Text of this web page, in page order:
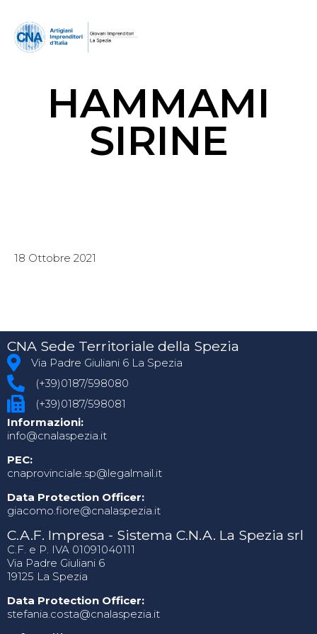
HAMMAMI
SIRINE
18 Ottobre 2021
CNA Sede Territoriale della Spezia
Via Padre Giuliani 6 La Spezia
(+39)0187/598080
(+39)0187/598081
Informazioni:
info@cnalaspezia.it
PEC:
cnaprovinciale.sp@legalmail.it
Data Protection Officer:
giacomo.fiore@cnalaspezia.it
C.A.F. Impresa - Sistema C.N.A. La Spezia srl
C.F. e P. IVA 01091040111
Via Padre Giuliani 6
19125 La Spezia
Data Protection Officer:
stefania.costa@cnalaspezia.it